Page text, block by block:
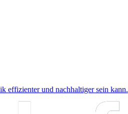
effizienter und nachhaltiger sein kann.